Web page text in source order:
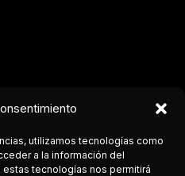
utilizamos tecnologías como
a la información del
tecnologías nos permitirá